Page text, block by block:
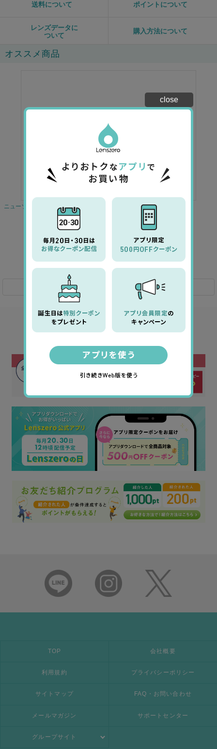
送料について ポイントについて
レンズデータに
ついて
購入方法について
オススメ商品
ニューソフレンズワンデー（ボシュロムメダリストワンデープラス）
TOP 会社概要
利用規約 プライバシーポリシー
サイトマップ FAQ・お問い合わせ
メールマガジン サポートセンター
グループサイト
close